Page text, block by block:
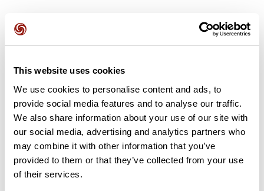
This website uses cookies
We use cookies to personalise content and ads, to
provide social media features and to analyse our traffic.
We also share information about your use of our site with
our social media, advertising and analytics partners who
may combine it with other information that you’ve
provided to them or that they’ve collected from your use
of their services.
Opiniones de los usuarios
Este recorrido aún no contiene opiniones. ¿Ya lo has
Añadir una opinión